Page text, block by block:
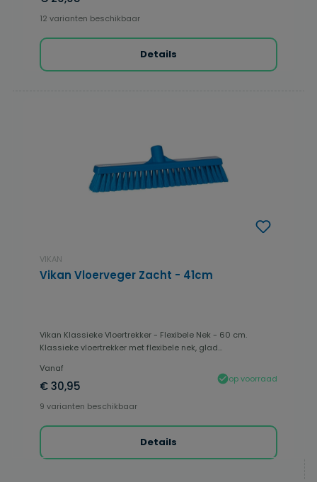
12 varianten beschikbaar
Details
VIKAN
Vikan Vloerveger Zacht - 41cm
Vikan Klassieke Vloertrekker - Flexibele Nek - 60 cm.
Klassieke vloertrekker met flexibele nek, glad...
Vanaf
€ 30,95
op voorraad
9 varianten beschikbaar
Details